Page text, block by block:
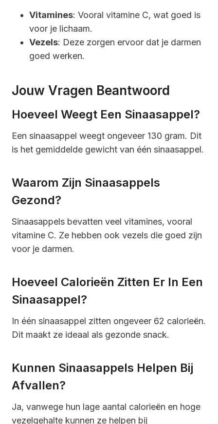
Vitamines: Vooral vitamine C, wat goed is
voor je lichaam.
Vezels: Deze zorgen ervoor dat je darmen
goed werken.
Jouw Vragen Beantwoord
Hoeveel Weegt Een Sinaasappel?
Een sinaasappel weegt ongeveer 130 gram. Dit
is het gemiddelde gewicht van één sinaasappel.
Waarom Zijn Sinaasappels
Gezond?
Sinaasappels bevatten veel vitamines, vooral
vitamine C. Ze hebben ook vezels die goed zijn
voor je darmen.
Hoeveel Calorieën Zitten Er In Een
Sinaasappel?
In één sinaasappel zitten ongeveer 62 calorieën.
Dit maakt ze ideaal als gezonde snack.
Kunnen Sinaasappels Helpen Bij
Afvallen?
Ja, vanwege hun lage aantal calorieën en hoge
vezelgehalte kunnen ze helpen bij